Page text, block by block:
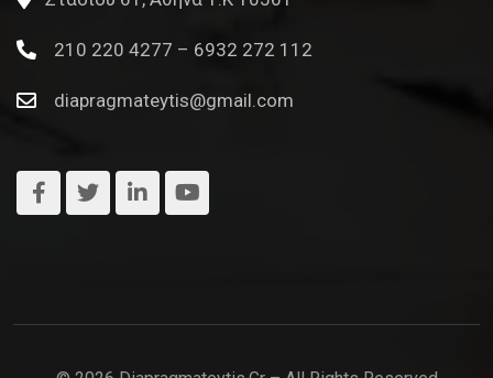
210 220 4277 – 6932 272 112
diapragmateytis@gmail.com